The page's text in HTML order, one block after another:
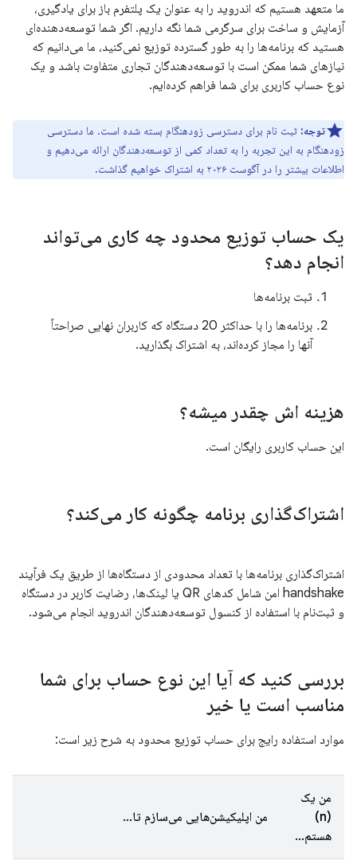
ما متعهد هستیم که اندروید را به عنوان یک پلتفرم باز برای یادگیری،
آزمایش و ساخت برای سرگرمی شما نگه داریم. اگر شما توسعه‌دهنده‌ای
هستید که برنامه‌ها را به طور گسترده توزیع نمی‌کنید، ما می‌دانیم که
نیازهای شما ممکن است با توسعه‌دهندگان تجاری متفاوت باشد و یک
نوع حساب کاربری برای شما فراهم کرده‌ایم.
توجه: ثبت نام برای دسترسی زودهنگام بسته شده است. ما دسترسی
زودهنگام به این تجربه را به تعداد کمی از توسعه‌دهندگان ارائه می‌دهیم و
اطلاعات بیشتر را در آگوست ۲۰۲۶ به اشتراک خواهیم گذاشت.
یک حساب توزیع محدود چه کاری می‌تواند
انجام دهد؟
ثبت برنامه‌ها
برنامه‌ها را با حداکثر 20 دستگاه که کاربران نهایی صراحتاً
آنها را مجاز کرده‌اند، به اشتراک بگذارید.
هزینه اش چقدر میشه؟
این حساب کاربری رایگان است.
اشتراک‌گذاری برنامه چگونه کار می‌کند؟
اشتراک‌گذاری برنامه‌ها با تعداد محدودی از دستگاه‌ها از طریق یک فرآیند
handshake امن شامل کدهای QR یا لینک‌ها، رضایت کاربر در دستگاه
و ثبت‌نام با استفاده از کنسول توسعه‌دهندگان اندروید انجام می‌شود.
بررسی کنید که آیا این نوع حساب برای شما
مناسب است یا خیر
موارد استفاده رایج برای حساب توزیع محدود به شرح زیر است:
من یک
(n)
هستم…
من اپلیکیشن‌هایی می‌سازم تا…